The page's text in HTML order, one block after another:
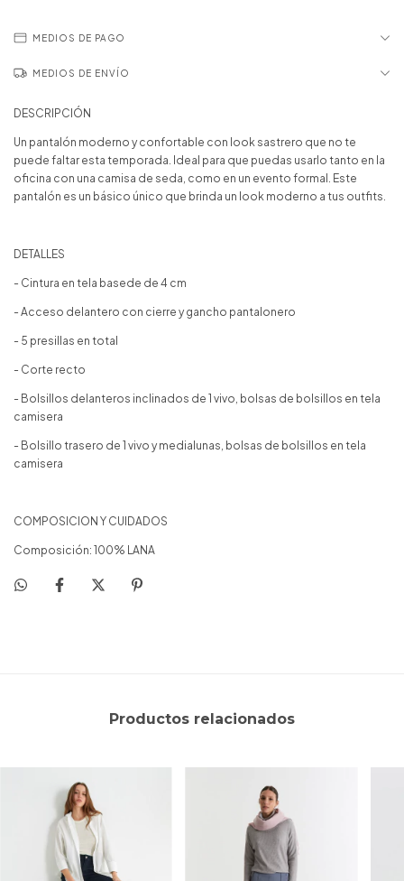
MEDIOS DE PAGO
MEDIOS DE ENVÍO
DESCRIPCIÓN
Un pantalón moderno y confortable con look sastrero que no te
puede faltar esta temporada. Ideal para que puedas usarlo tanto en la
oficina con una camisa de seda, como en un evento formal. Este
pantalón es un básico único que brinda un look moderno a tus outfits.
DETALLES
- Cintura en tela basede de 4 cm
- Acceso delantero con cierre y gancho pantalonero
- 5 presillas en total
- Corte recto
- Bolsillos delanteros inclinados de 1 vivo, bolsas de bolsillos en tela
camisera
- Bolsillo trasero de 1 vivo y medialunas, bolsas de bolsillos en tela
camisera
COMPOSICION Y CUIDADOS
Composición: 100% LANA
Productos relacionados